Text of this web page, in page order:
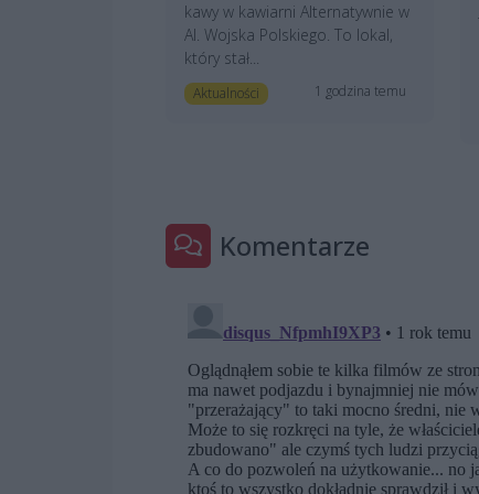
kawy w kawiarni Alternatywnie w
Al. Wojska Polskiego. To lokal,
który stał...
Aktualności 1 godzina temu
Komentarze